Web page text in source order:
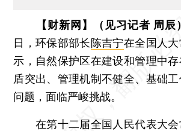
【财新网】（见习记者 周辰）
日，环保部部长陈吉宁在全国人
示，自然保护区在建设和管理中
盾突出、管理机制不健全、基础
问题，面临严峻挑战。
在第十二届全国人民代表大会